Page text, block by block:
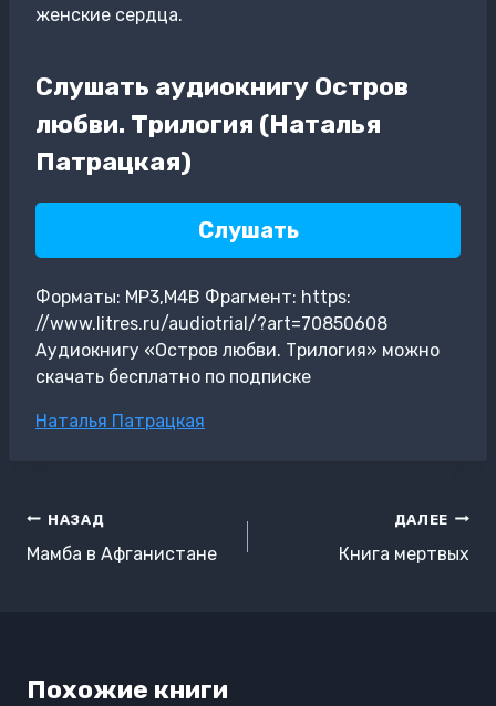
женские сердца.
Слушать аудиокнигу Остров
любви. Трилогия (Наталья
Патрацкая)
Слушать
Форматы: MP3,M4B Фрагмент: https:
//www.litres.ru/audiotrial/?art=70850608
Аудиокнигу «Остров любви. Трилогия» можно
скачать бесплатно по подписке
Метки
Наталья Патрацкая
Навигация
по
НАЗАД
Мамба в Афганистане
ДАЛЕЕ
Книга мертвых
Похожие книги